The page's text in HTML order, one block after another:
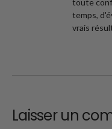
temps,
vrais
Laisser un